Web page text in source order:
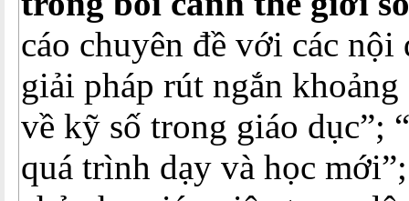
cáo chuyên đề với các nội
giải pháp rút ngắn khoảng
về kỹ số trong giáo dục”;
quá trình dạy và học